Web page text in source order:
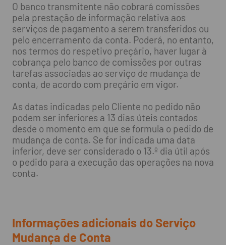
O banco transmitente não cobrará comissões
pela prestação de informação relativa aos
serviços de pagamento a serem transferidos ou
pelo encerramento da conta. Poderá, no entanto,
nos termos do respetivo preçário, haver lugar à
cobrança pelo banco de comissões por outras
tarefas associadas ao serviço de mudança de
conta, de acordo com preçário em vigor.
As datas indicadas pelo Cliente no pedido não
podem ser inferiores a 13 dias úteis contados
desde o momento em que se formula o pedido de
mudança de conta. Se for indicada uma data
inferior, deve ser considerado o 13.º dia útil após
o pedido para a execução das operações na nova
conta.
Informações adicionais do Serviço
Mudança de Conta